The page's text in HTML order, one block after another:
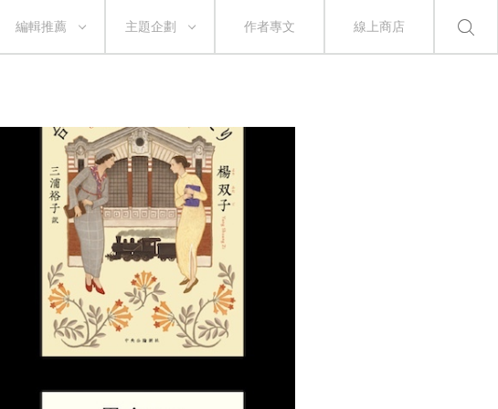
編輯推薦 主題企劃 作者專文 線上商店